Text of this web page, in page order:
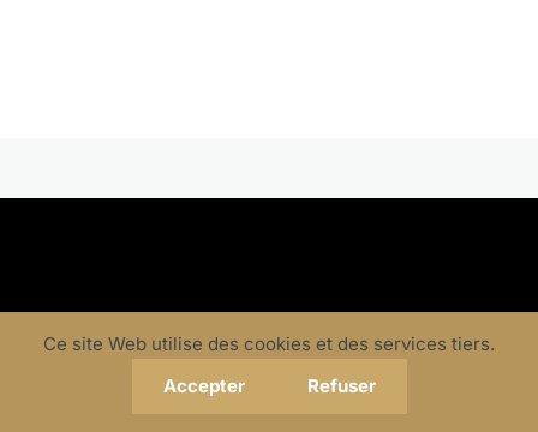
Ce site Web utilise des cookies et des services tiers.
Accepter
Refuser